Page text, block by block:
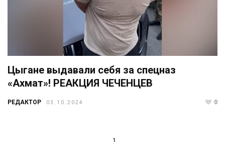
Цыгане выдавали себя за спецназ
«Ахмат»! РЕАКЦИЯ ЧЕЧЕНЦЕВ
РЕДАКТОР 03.10.2024 0
1